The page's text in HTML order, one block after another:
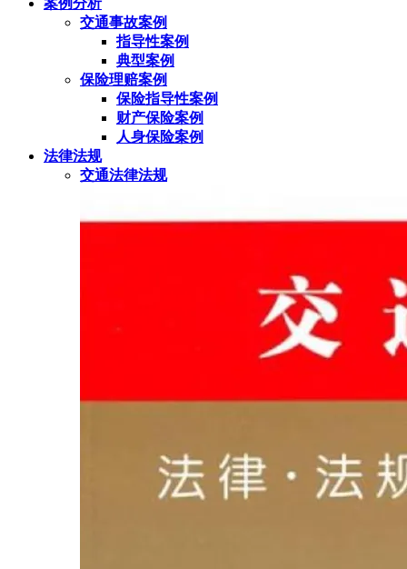
案例分析
交通事故案例
指导性案例
典型案例
保险理赔案例
保险指导性案例
财产保险案例
人身保险案例
法律法规
交通法律法规